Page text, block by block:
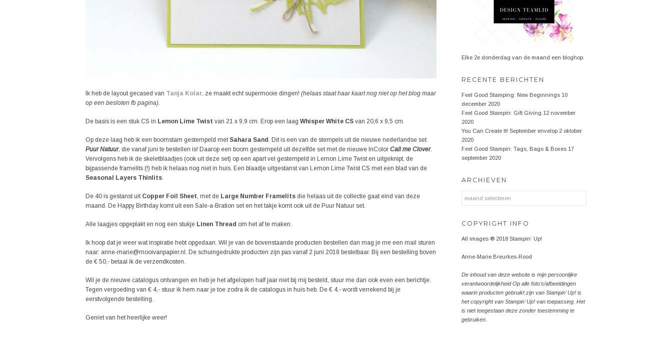
Ik heb de layout gecased van Tanja Kolar, ze maakt echt supermooie dingen! (helaas staat haar kaart nog niet op het blog maar
op een besloten fb pagina).
De basis is een stuk CS in Lemon Lime Twist van 21 x 9,9 cm. Erop een laag Whisper White CSvan 20,6 x 9,5 cm.
Op deze laag heb ik een boomstam gestempeld met Sahara Sand . Dit is een van de stempels uit de nieuwe nederlandse set
Puur Natuur, die vanaf juni te bestellen is! Daarop een boom gestempeld uit dezelfde set met de nieuwe InColor Call me Clover.
Vervolgens heb ik de skeletblaadjes (ook uit deze set) op een apart vel gestempeld in Lemon Lime Twist en uitgeknipt, de
bijpassende framelits (!) heb ik helaas nog niet in huis. Een blaadje uitgestanst van Lemon Lime Twist CS met een blad van de
Seasonal Layers Thinlits.
De 40 is gestanst uit Copper Foil Sheet, met de Large Number Framelitsdie helaas uit de collectie gaat eind van deze
maand. De Happy Birthday komt uit een Sale-a-Bration set en het takje komt ook uit de Puur Natuur set.
Alle laagjes opgeplakt en nog een stukje Linen Thread om het af te maken.
Ik hoop dat je weer wat inspiratie hebt opgedaan. Wil je van de bovenstaande producten bestellen dan mag je me een mail sturen
naar: anne-marie@mooivanpapier.nl. De schuingedrukte producten zijn pas vanaf 2 juni 2018 bestelbaar. Bij een bestelling boven
de € 50,- betaal ik de verzendkosten.
Wil je de nieuwe catalogus ontvangen en heb je het afgelopen half jaar niet bij mij besteld, stuur me dan ook even een berichtje.
Tegen vergoeding van € 4,- stuur ik hem naar je toe zodra ik de catalogus in huis heb. De € 4,- wordt verrekend bij je
eerstvolgende bestelling.
Geniet van het heerlijke weer!
Elke 2e donderdag van de maand een bloghop.
RECENTE BERICHTEN
Feel Good Stamping: New Beginnings 10
december 2020
Feel Good Stampin: Gift Giving 12 november
2020
You Can Create It! September envelop 2 oktober
2020
Feel Good Stampin: Tags, Bags & Boxes 17
september 2020
ARCHIEVEN
COPYRIGHT INFO
All images ® 2018 Stampin’ Up!
Anne-Marie Breurkes-Rood
De inhoud van deze website is mijn persoonlijke
verantwoordelijkheid Op alle foto’s/afbeeldingen
waarin producten gebruikt zijn van Stampin’ Up! is
het copyright van Stampin’ Up! van toepassing. Het
is niet toegestaan deze zonder toestemming te
gebruiken.